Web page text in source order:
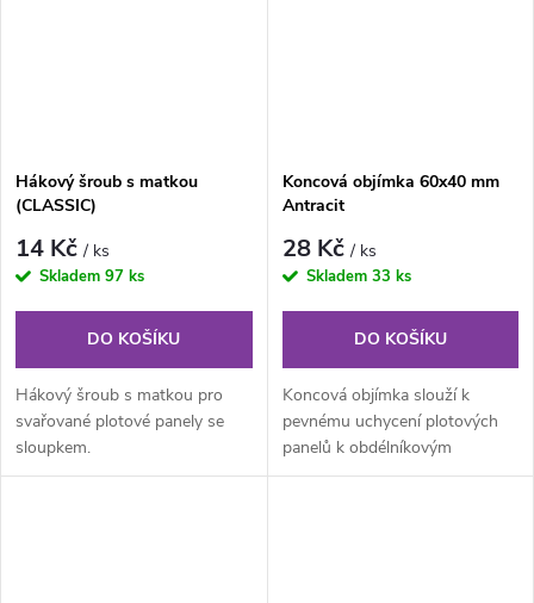
Hákový šroub s matkou
(CLASSIC)
14 Kč/ ks
Skladem 97 ks
DO KOŠÍKU
Hákový šroub s matkou pro
svařované plotové panely se
sloupkem.
Koncová objímka 60x40 mm
Antracit
28 Kč/ ks
Skladem 33 ks
DO KOŠÍKU
Koncová objímka slouží k
pevnému uchycení plotových
panelů k obdélníkovým
sloupkům. Tento prvek je